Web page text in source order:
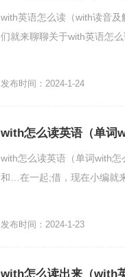
with英语怎么读（with读音
们就来聊聊关于with英语怎
发布时间：2024-1-24
with怎么读英语（单词
with怎么读英语（单词with
和…在一起;借，现在小编就
发布时间：2024-1-23
with怎么读出来（with